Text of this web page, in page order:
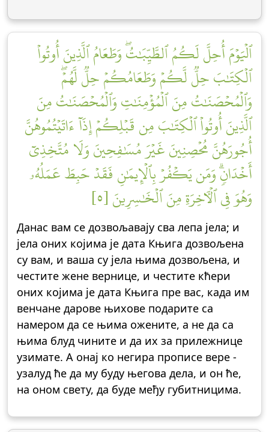
ٱلۡيَوۡمَ أُحِلَّ لَكُمُ ٱلطَّيِّبَٰتُۖ وَطَعَامُ ٱلَّذِينَ أُوتُواْ
ٱلۡكِتَٰبَ حِلّٞ لَّكُمۡ وَطَعَامُكُمۡ حِلّٞ لَّهُمۡۖ
وَٱلۡمُحۡصَنَٰتُ مِنَ ٱلۡمُؤۡمِنَٰتِ وَٱلۡمُحۡصَنَٰتُ مِنَ
ٱلَّذِينَ أُوتُواْ ٱلۡكِتَٰبَ مِن قَبۡلِكُمۡ إِذَآ ءَاتَيۡتُمُوهُنَّ
أُجُورَهُنَّ مُحۡصِنِينَ غَيۡرَ مُسَٰفِحِينَ وَلَا مُتَّخِذِيٓ
أَخۡدَانٖۗ وَمَن يَكۡفُرۡ بِٱلۡإِيمَٰنِ فَقَدۡ حَبِطَ عَمَلُهُۥ
وَهُوَ فِي ٱلۡأٓخِرَةِ مِنَ ٱلۡخَٰسِرِينَ [٥]
Данас вам се дозвољавају сва лепа јела; и
јела оних којима је дата Књига дозвољена
су вам, и ваша су јела њима дозвољена, и
честите жене вернице, и честите кћери
оних којима је дата Књига пре вас, када им
венчане дарове њихове подарите са
намером да се њима ожените, а не да са
њима блуд чините и да их за прилежнице
узимате. А онај ко негира прописе вере -
узалуд ће да му буду његова дела, и он ће,
на оном свету, да буде међу губитницима.